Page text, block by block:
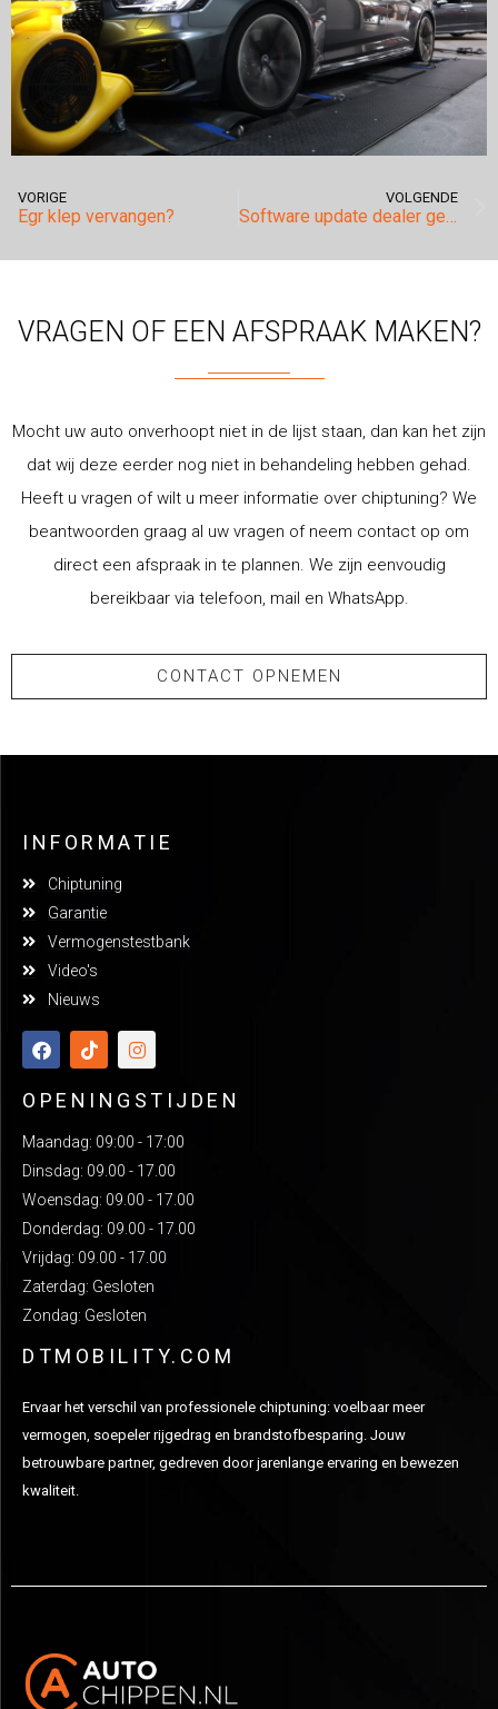
VORIGE
Egr klep vervangen?
VOLGENDE
Software update dealer gehad?
VRAGEN OF EEN AFSPRAAK MAKEN?
Mocht uw auto onverhoopt niet in de lijst staan, dan kan het zijn
dat wij deze eerder nog niet in behandeling hebben gehad.
Heeft u vragen of wilt u meer informatie over chiptuning? We
beantwoorden graag al uw vragen of neem contact op om
direct een afspraak in te plannen. We zijn eenvoudig
bereikbaar via telefoon, mail en WhatsApp.
CONTACT OPNEMEN
INFORMATIE
Chiptuning
Garantie
Vermogenstestbank
Video's
Nieuws
OPENINGSTIJDEN
Maandag: 09:00 - 17:00
Dinsdag: 09.00 - 17.00
Woensdag: 09.00 - 17.00
Donderdag: 09.00 - 17.00
Vrijdag: 09.00 - 17.00
Zaterdag: Gesloten
Zondag: Gesloten
DTMOBILITY.COM
Ervaar het verschil van professionele chiptuning: voelbaar meer
vermogen, soepeler rijgedrag en brandstofbesparing. Jouw
betrouwbare partner, gedreven door jarenlange ervaring en bewezen
kwaliteit.